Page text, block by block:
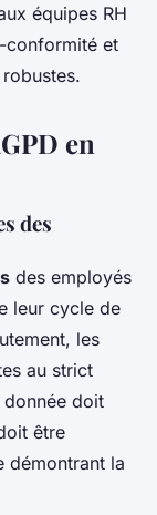
équipes RH
conformité et
en
des
des employés
leur cycle de
les
au strict
donnée doit
être
démontrant la